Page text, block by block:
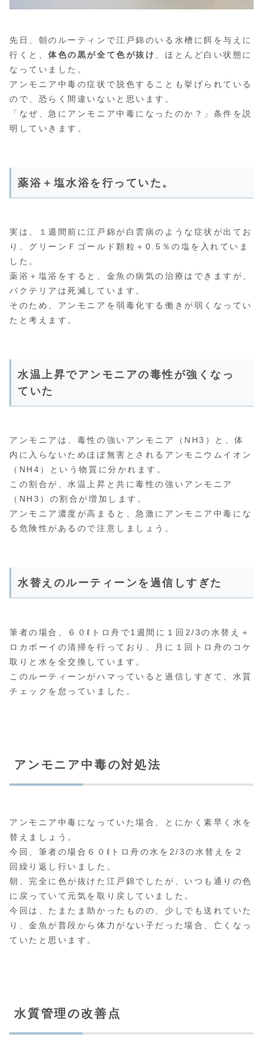
先日、朝のルーティンで江戸錦のいる水槽に餌を与えに
行くと、体色の黒が全て色が抜け
、ほとんど白い状態に
なっていました。
アンモニア中毒の症状で脱色することも挙げられている
ので、恐らく間違いないと思います。
「なぜ、急にアンモニア中毒になったのか？」条件を説
明していきます。
薬浴＋塩水浴を行っていた。
実は、１週間前に江戸錦が白雲病のような症状が出てお
り、グリーンＦゴールド顆粒＋0.5％の塩を入れていま
した。
薬浴＋塩浴をすると、金魚の病気の治療はできますが、
バクテリアは死滅しています。
そのため、アンモニアを弱毒化する働きが弱くなってい
たと考えます。
水温上昇でアンモニアの毒性が強くなっ
ていた
アンモニアは、毒性の強いアンモニア（NH3）と、体
内に入らないためほぼ無害とされるアンモニウムイオン
（NH4）という物質に分かれます。
この割合が、水温上昇と共に毒性の強いアンモニア
（NH3）の割合が増加します。
アンモニア濃度が高まると、急激にアンモニア中毒にな
る危険性があるので注意しましょう。
水替えのルーティーンを過信しすぎた
筆者の場合、６０ℓトロ舟で1週間に１回2/3の水替え＋
ロカボーイの清掃を行っており、月に１回トロ舟のコケ
取りと水を全交換しています。
このルーティーンがハマっていると過信しすぎて、水質
チェックを怠っていました。
アンモニア中毒の対処法
アンモニア中毒になっていた場合、とにかく素早く水を
替えましょう。
今回、筆者の場合６０ℓトロ舟の水を2/3の水替えを２
回繰り返し行いました。
朝、完全に色が抜けた江戸錦でしたが、いつも通りの色
に戻っていて元気を取り戻していました。
今回は、たまたま助かったものの、少しでも送れていた
り、金魚が普段から体力がない子だった場合、亡くなっ
ていたと思います。
水質管理の改善点